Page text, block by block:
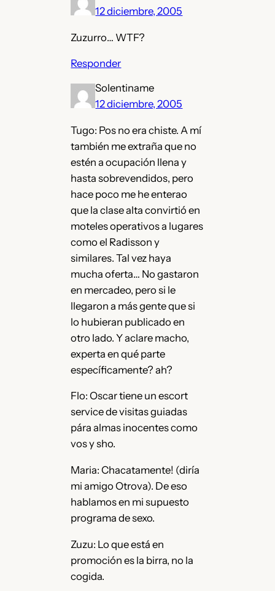
12 diciembre, 2005
Zuzurro… WTF?
Responder
Solentiname
12 diciembre, 2005
Tugo: Pos no era chiste. A mí
también me extraña que no
estén a ocupación llena y
hasta sobrevendidos, pero
hace poco me he enterao
que la clase alta convirtió en
moteles operativos a lugares
como el Radisson y
similares. Tal vez haya
mucha oferta… No gastaron
en mercadeo, pero si le
llegaron a más gente que si
lo hubieran publicado en
otro lado. Y aclare macho,
experta en qué parte
específicamente? ah?
Flo: Oscar tiene un escort
service de visitas guiadas
pára almas inocentes como
vos y sho.
Maria: Chacatamente! (diría
mi amigo Otrova). De eso
hablamos en mi supuesto
programa de sexo.
Zuzu: Lo que está en
promoción es la birra, no la
cogida.